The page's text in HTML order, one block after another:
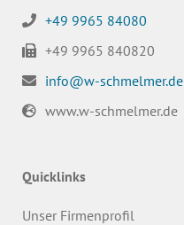
+49 9965 84080
+49 9965 840820
info@w-schmelmer.de
www.w-schmelmer.de
Quicklinks
Unser Firmenprofil